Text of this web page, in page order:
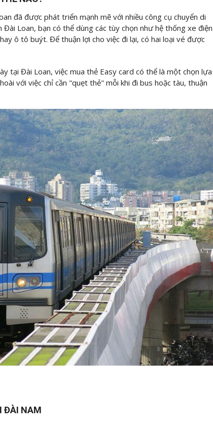
đã được phát triển mạnh mẽ với nhiều công cụ chuyển di
Đài Loan, bạn có thể dùng các tùy chọn như hệ thống xe điện
ô tô buýt. Để thuận lợi cho việc đi lại, có hai loại vé được
tại Đài Loan, việc mua thẻ Easy card có thể là một chọn lựa
với việc chỉ cần "quẹt thẻ" mỗi khi đi bus hoặc tàu, thuận
ĐÀI NAM